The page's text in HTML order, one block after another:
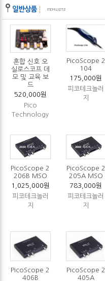
혼합 신호 오
실로스코프 데
모 및 교육 보
드
520,000원
Pico
Technology
PicoScope 2
104
175,000원
피코테크놀러
지
PicoScope 2
206B MSO
1,025,000원
피코테크놀러
지
PicoScope 2
205A MSO
783,000원
피코테크놀러
지
PicoScope 2
406B
PicoScope 2
405A